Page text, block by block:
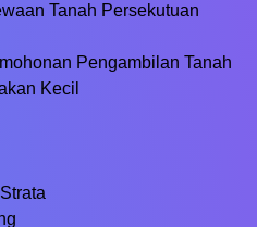
Tanah Persekutuan
Pengambilan Tanah
Kecil